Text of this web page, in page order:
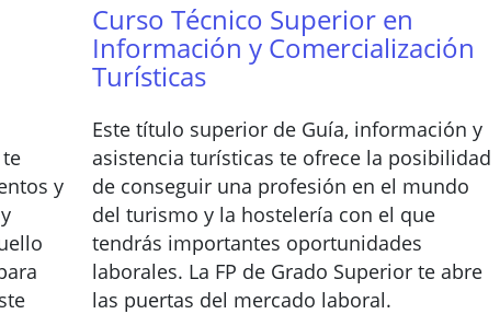
y
Curso Técnico Superior en
Información y Comercialización
Turísticas
Este título superior de Guía, información y
asistencia turísticas te ofrece la posibilidad
de conseguir una profesión en el mundo
del turismo y la hostelería con el que
tendrás importantes oportunidades
laborales. La FP de Grado Superior te abre
las puertas del mercado laboral.